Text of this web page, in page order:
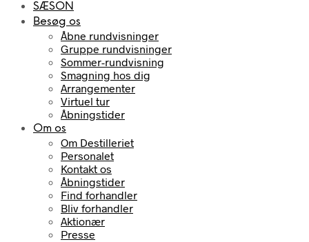
SÆSON
Besøg os
Åbne rundvisninger
Gruppe rundvisninger
Sommer-rundvisning
Smagning hos dig
Arrangementer
Virtuel tur
Åbningstider
Om os
Om Destilleriet
Personalet
Kontakt os
Åbningstider
Find forhandler
Bliv forhandler
Aktionær
Presse